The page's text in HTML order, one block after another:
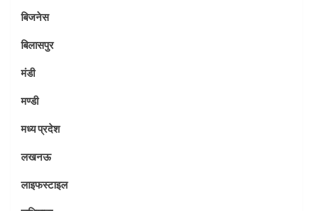
बिजनेस
बिलासपुर
मंडी
मण्डी
मध्य प्रदेश
लखनऊ
लाइफस्टाइल